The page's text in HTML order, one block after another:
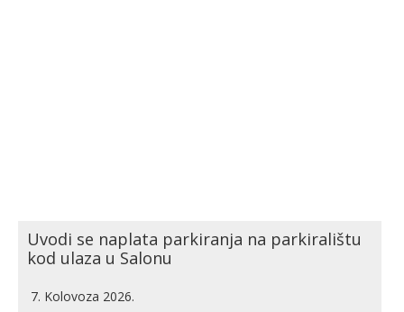
Uvodi se naplata parkiranja na parkiralištu
kod ulaza u Salonu
7. Kolovoza 2026.